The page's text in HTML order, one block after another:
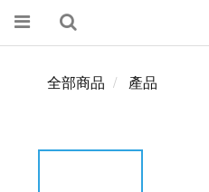
全部商品 產品